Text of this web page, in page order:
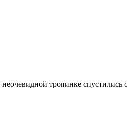
тропинке